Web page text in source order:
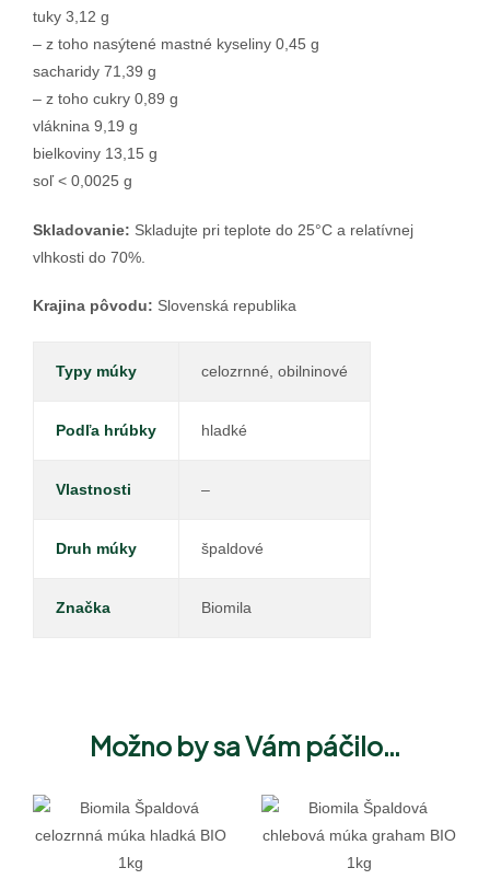
tuky 3,12 g
– z toho nasýtené mastné kyseliny 0,45 g
sacharidy 71,39 g
– z toho cukry 0,89 g
vláknina 9,19 g
bielkoviny 13,15 g
soľ < 0,0025 g
Skladovanie: Skladujte pri teplote do 25°C a relatívnej
vlhkosti do 70%.
Krajina pôvodu: Slovenská republika
Typy múky celozrnné, obilninové
Podľa hrúbky hladké
Vlastnosti –
Druh múky špaldové
Značka Biomila
Možno by sa Vám páčilo…